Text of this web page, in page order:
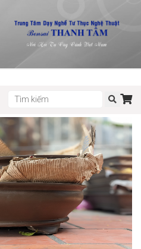
NAM